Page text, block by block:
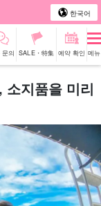
한국어
문의 SALE・特集 예약 확인 메뉴
소지품을 미리